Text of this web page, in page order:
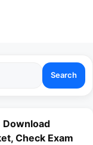
Search
Download
Check Exam